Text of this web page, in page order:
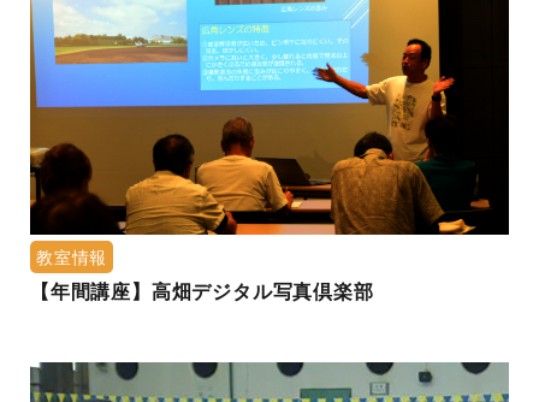
教室情報
【年間講座】高畑デジタル写真倶楽部